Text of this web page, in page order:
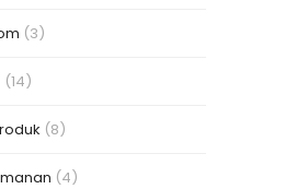
(3)
(14)
(8)
(4)